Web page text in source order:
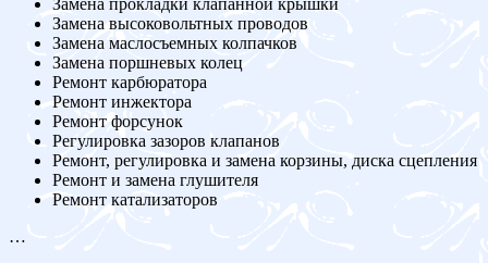
Замена прокладки клапанной крышки
Замена высоковольтных проводов
Замена маслосъемных колпачков
Замена поршневых колец
Ремонт карбюратора
Ремонт инжектора
Ремонт форсунок
Регулировка зазоров клапанов
Ремонт, регулировка и замена корзины, диска сцепления
Ремонт и замена глушителя
Ремонт катализаторов
…